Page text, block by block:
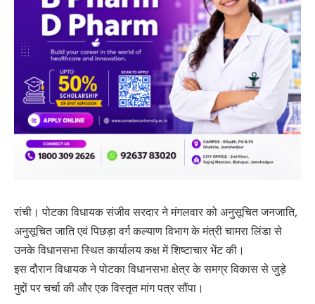
रांची। पोटका विधायक संजीव सरदार ने मंगलवार को अनुसूचित जनजाति,
अनुसूचित जाति एवं पिछड़ा वर्ग कल्याण विभाग के मंत्री चामरा लिंडा से
उनके विधानसभा स्थित कार्यालय कक्ष में शिष्टाचार भेंट की।
इस दौरान विधायक ने पोटका विधानसभा क्षेत्र के समग्र विकास से जुड़े
मुद्दों पर चर्चा की और एक विस्तृत मांग पत्र सौंपा।